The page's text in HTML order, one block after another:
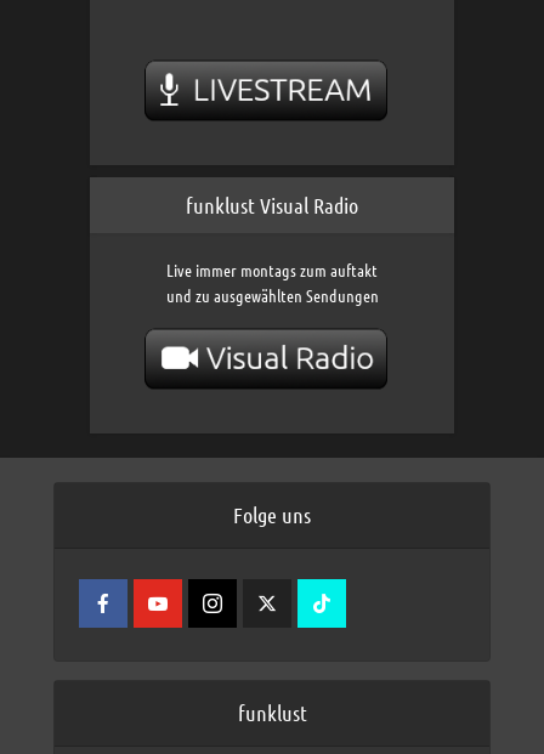
funklust Visual Radio
Live immer montags zum auftakt
und zu ausgewählten Sendungen
Folge uns
funklust